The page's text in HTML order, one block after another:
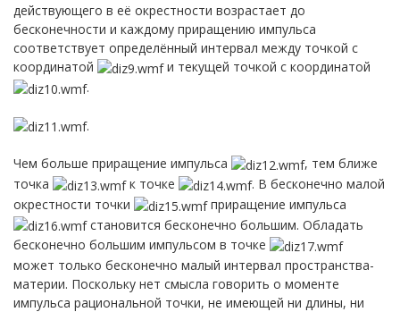
действующего в её окрестности возрастает до
бесконечности и каждому приращению импульса
соответствует определённый интервал между точкой с
координатой
и текущей точкой с координатой
.
.
Чем больше приращение импульса
, тем ближе
точка
к точке
. В бесконечно малой
окрестности точки
приращение импульса
становится бесконечно большим. Обладать
бесконечно большим импульсом в точке
может только бесконечно малый интервал пространства-
материи. Поскольку нет смысла говорить о моменте
импульса рациональной точки, не имеющей ни длины, ни